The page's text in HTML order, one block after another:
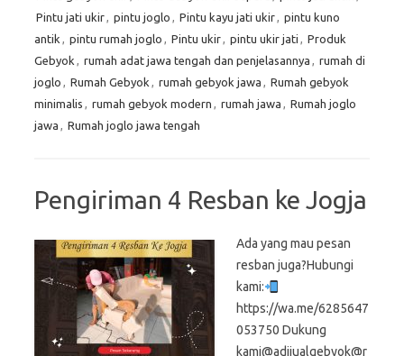
Pintu jati ukir, pintu joglo , Pintu kayu jati ukir, pintu kuno
antik , pintu rumah joglo , Pintu ukir, pintu ukir jati , Produk
Gebyok , rumah adat jawa tengah dan penjelasannya , rumah di
joglo , Rumah Gebyok , rumah gebyok jawa , Rumah gebyok
minimalis , rumah gebyok modern , rumah jawa , Rumah joglo
jawa , Rumah joglo jawa tengah
Pengiriman 4 Resban ke Jogja
Ada yang mau pesan
resban juga?Hubungi
kami:
https://wa.me/6285647
053750 Dukung
kami@adijualgebyok@r